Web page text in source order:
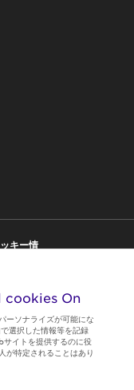
キー情
cookies On
ーソナライズが可能にな
選択した情報等を記録
イトを提供するのに役
特定されることはあり